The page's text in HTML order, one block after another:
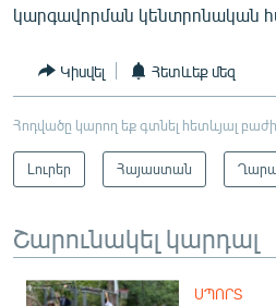
ՓՈԴՔԱՍԹ
Հայերեն
English
Русский
կարգավորման կենտրոնական
Կիսվել Հետևեք մեզ
Հոդվածը կարող եք գտնել հետևյալ
Լուրեր Հայաստան
Շարունակել կարդալ
ՍՊՈՐՏ